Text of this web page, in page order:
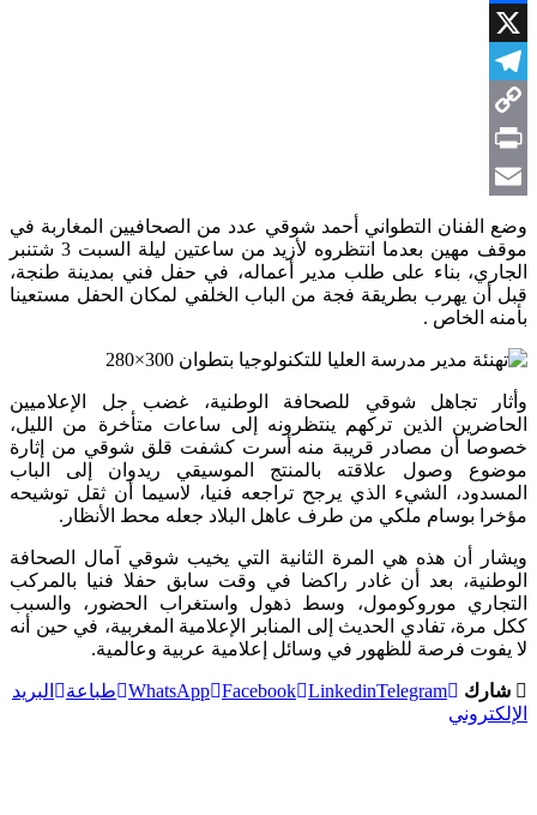
Facebook
X
Telegram
Copy
Link
Print
وضع الفنان التطواني أحمد شوقي عدد من الصحافيين المغاربة في
موقف مهين بعدما انتظروه لأزيد من ساعتين ليلة السبت 3 شتنبر
الجاري، بناء على طلب مدير أعماله، في حفل فني بمدينة طنجة،
قبل أن يهرب بطريقة فجة من الباب الخلفي لمكان الحفل مستعينا
بأمنه الخاص .
وأثار تجاهل شوقي للصحافة الوطنية، غضب جل الإعلاميين
الحاضرين الذين تركهم ينتظرونه إلى ساعات متأخرة من الليل،
خصوصا أن مصادر قريبة منه أسرت كشفت قلق شوقي من إثارة
موضوع وصول علاقته بالمنتج الموسيقي ريدوان إلى الباب
المسدود، الشيء الذي يرجح تراجعه فنيا، لاسيما أن ثقل توشيحه
مؤخرا بوسام ملكي من طرف عاهل البلاد جعله محط الأنظار.
ويشار أن هذه هي المرة الثانية التي يخيب شوقي آمال الصحافة
الوطنية، بعد أن غادر راكضا في وقت سابق حفلا فنيا بالمركب
التجاري موروكومول، وسط ذهول واستغراب الحضور، والسبب
ككل مرة، تفادي الحديث إلى المنابر الإعلامية المغربية، في حين أنه
لا يفوت فرصة للظهور في وسائل إعلامية عربية وعالمية.
شارك WhatsApp Facebook LinkedinTelegram طباعة
البريد
الإلكتروني